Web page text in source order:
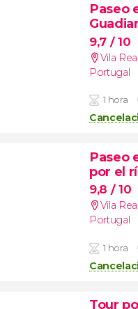
Paseo
9,7 / 10
Vila
Portugal
1 hora
Paseo
por el
9,8 / 10
Vila
Portugal
1 hora
Tour